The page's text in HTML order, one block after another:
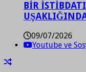
BİR
09/07/2026
Youtube ve